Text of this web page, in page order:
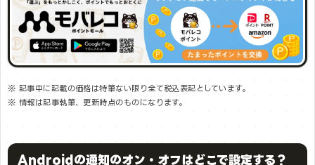
※ 記事中に記載の価格は特筆ない限り全て税込表記としています。
※ 情報は記事執筆、更新時点のものになります。
Androidの通知のオン・オフはどこで設定する？